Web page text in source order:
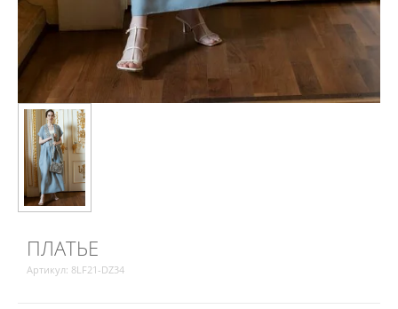
ПЛАТЬЕ
Артикул: 8LF21-DZ34